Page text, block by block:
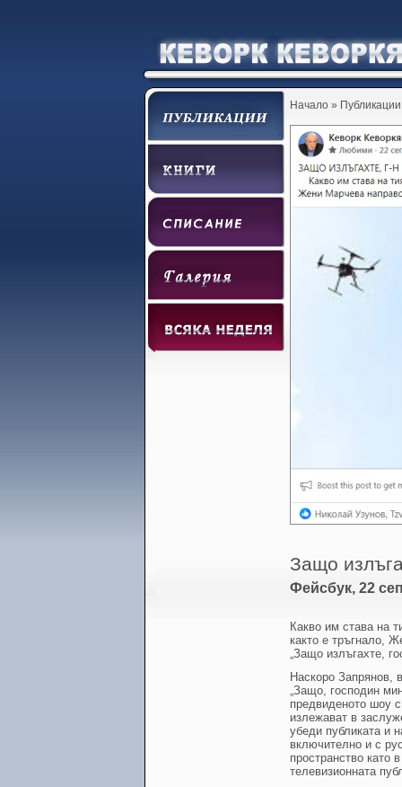
Начало» Публикации
Защо
Фейсбук, 22
Какво им става на
както е тръгнало,
„Защо излъгахте,
Наскоро Запрянов,
„Защо, господин
предвиденото шоу
излежават в
убеди публиката и
включително и с
пространство като
телевизионната